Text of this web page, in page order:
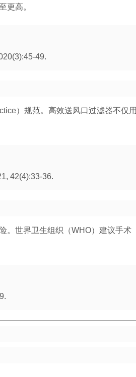
更高。
49.
）规范。高效送风口过滤器不仅用
42(4):33-36.
。世界卫生组织（WHO）建议手术